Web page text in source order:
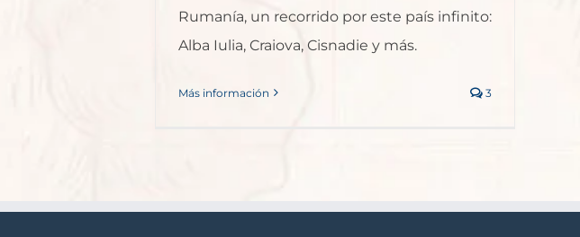
Rumanía, un recorrido por este país infinito:
Alba Iulia, Craiova, Cisnadie y más.
Más información 3